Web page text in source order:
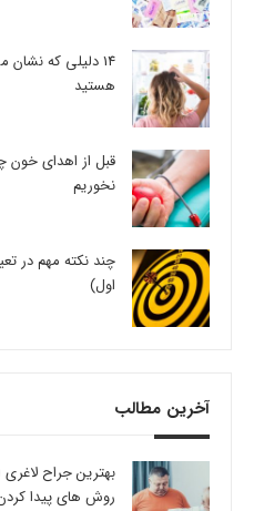
14 دلیلی که
هستید
قبل از اهدای
نخوریم
چند نکته مهم در
اول)
آخرین مطالب
روش های پیدا